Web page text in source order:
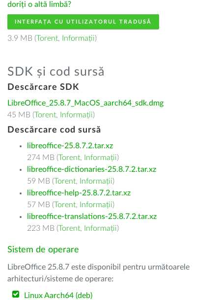
doriți o altă limbă?
INTERFAȚA CU UTILIZATORUL TRADUSĂ
3.9 MB (Torent, Informații)
SDK și cod sursă
Descărcare SDK
LibreOffice_25.8.7_MacOS_aarch64_sdk.dmg
45 MB (Torent, Informații)
Descărcare cod sursă
libreoffice-25.8.7.2.tar.xz
274 MB (Torent, Informații)
libreoffice-dictionaries-25.8.7.2.tar.xz
59 MB (Torent, Informații)
libreoffice-help-25.8.7.2.tar.xz
57 MB (Torent, Informații)
libreoffice-translations-25.8.7.2.tar.xz
223 MB (Torent, Informații)
Sistem de operare
LibreOffice 25.8.7 este disponibil pentru următoarele
arhitecturi/sisteme de operare:
Linux Aarch64 (deb)